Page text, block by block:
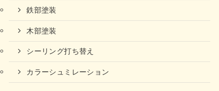
鉄部塗装
木部塗装
シーリング打ち替え
カラーシュミレーション